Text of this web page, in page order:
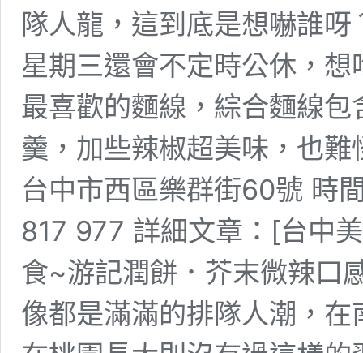
隊人龍，這到底是想嚇誰
星期三還會不定時公休，
最喜歡的麵線，綜合麵線
羹，加些辣椒超美味，也
台中市西區樂群街60號 時
817 977 詳細文章：[台中
食~游記潤餅．芥末微辣口
像都是滿滿的排隊人潮，